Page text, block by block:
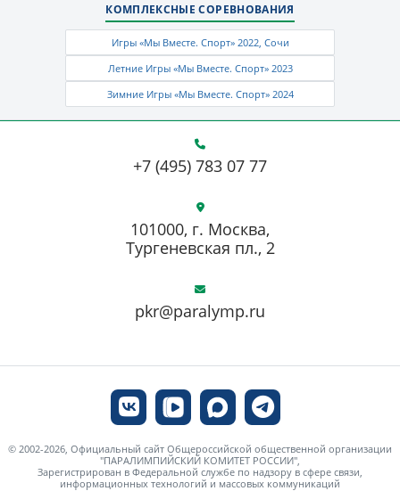
КОМПЛЕКСНЫЕ СОРЕВНОВАНИЯ
Игры «Мы Вместе. Спорт» 2022, Сочи
Летние Игры «Мы Вместе. Спорт» 2023
Зимние Игры «Мы Вместе. Спорт» 2024
+7 (495) 783 07 77
pkr@paralymp.ru
101000, г. Москва,
Тургеневская пл., 2
© 2002-2026, Официальный сайт Общероссийской общественной организации
"ПАРАЛИМПИЙСКИЙ КОМИТЕТ РОССИИ",
Зарегистрирован в Федеральной службе по надзору в сфере связи,
информационных технологий и массовых коммуникаций